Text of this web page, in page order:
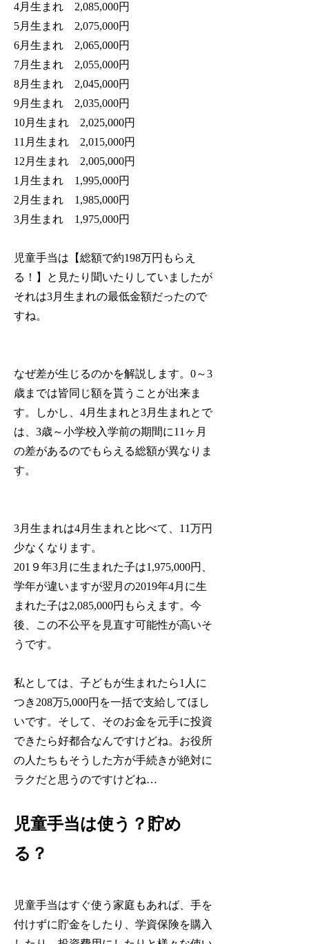
4月生まれ 2,085,000円
5月生まれ 2,075,000円
6月生まれ 2,065,000円
7月生まれ 2,055,000円
8月生まれ 2,045,000円
9月生まれ 2,035,000円
10月生まれ 2,025,000円
11月生まれ 2,015,000円
12月生まれ 2,005,000円
1月生まれ 1,995,000円
2月生まれ 1,985,000円
3月生まれ 1,975,000円
児童手当は【総額で約198万円もらえ
る！】と見たり聞いたりしていましたが
それは3月生まれの最低金額だったので
すね。
なぜ差が生じるのかを解説します。0～3
歳までは皆同じ額を貰うことが出来ま
す。しかし、4月生まれと3月生まれとで
は、3歳～小学校入学前の期間に11ヶ月
の差があるのでもらえる総額が異なりま
す。
3月生まれは4月生まれと比べて、11万円
少なくなります。
201９年3月に生まれた子は1,975,000円、
学年が違いますが翌月の2019年4月に生
まれた子は2,085,000円もらえます。今
後、この不公平を見直す可能性が高いそ
うです。
私としては、子どもが生まれたら1人に
つき208万5,000円を一括で支給してほし
いです。そして、そのお金を元手に投資
できたら好都合なんですけどね。お役所
の人たちもそうした方が手続きが絶対に
ラクだと思うのですけどね…
児童手当は使う？貯め
る？
児童手当はすぐ使う家庭もあれば、手を
付けずに貯金をしたり、学資保険を購入